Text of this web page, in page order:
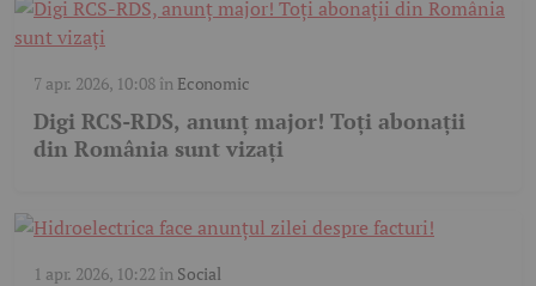
7 apr. 2026, 10:08în Economic
Digi RCS-RDS, anunț major! Toți abonații
din România sunt vizați
1 apr. 2026, 10:22 în Social